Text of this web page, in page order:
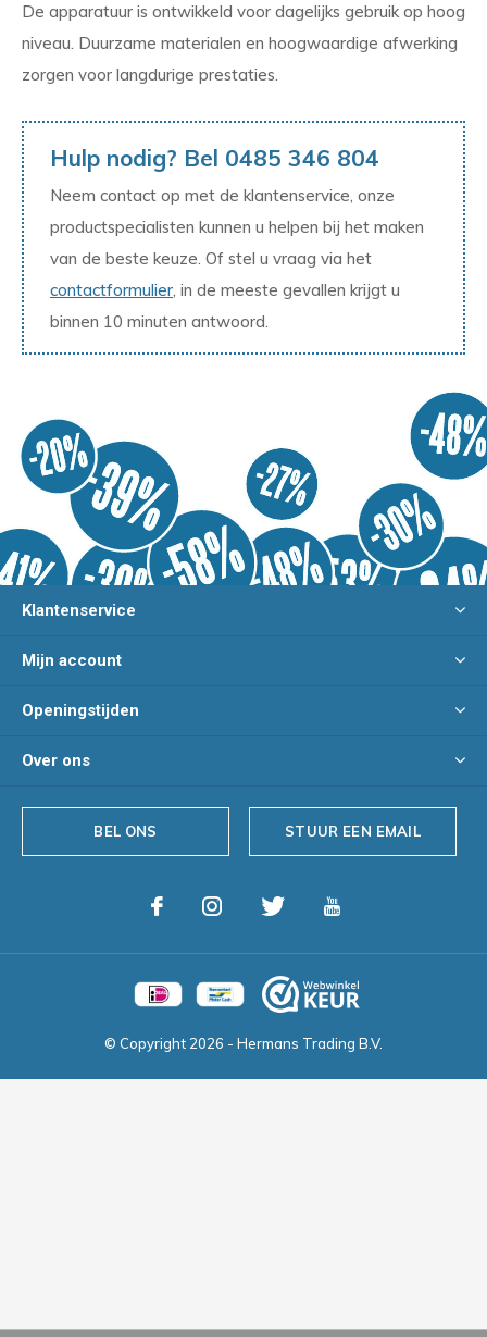
De apparatuur is ontwikkeld voor dagelijks gebruik op hoog
niveau. Duurzame materialen en hoogwaardige afwerking
zorgen voor langdurige prestaties.
Hulp nodig? Bel 0485 346 804
Neem contact op met de klantenservice, onze
productspecialisten kunnen u helpen bij het maken
van de beste keuze. Of stel u vraag via het
contactformulier, in de meeste gevallen krijgt u
binnen 10 minuten antwoord.
Klantenservice
Mijn account
Openingstijden
Over ons
BEL ONS STUUR EEN EMAIL
© Copyright 2026 - Hermans Trading B.V.